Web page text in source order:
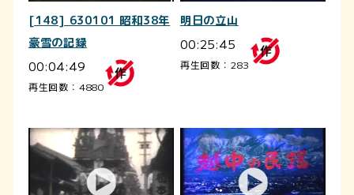
[148] 630101 昭和38年
豪雪の記録
00:04:49
再生回数：4880
明日の立山
00:25:45
再生回数：283